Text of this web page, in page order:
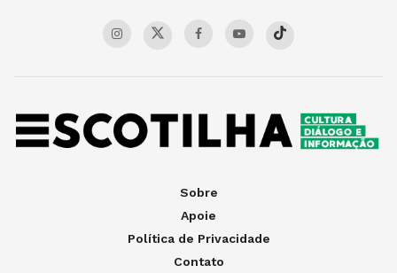
Sobre
Apoie
Política de Privacidade
Contato